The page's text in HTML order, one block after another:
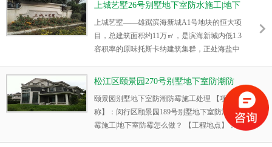
上城艺墅26号别墅地下室防水施工|地下
室防潮怎么做？
上城艺墅——雄踞滨海新城A1号地块的恒大项
目，总建筑面积约11万㎡，是滨海新城内低1.3
容积率的原味托斯卡纳建筑集群，正处海盐中
室防水施工，因为涉及到了防潮防霉的两个方
松江区颐景园270号别墅地下室防潮防
霉|地下室防霉怎么做？
颐景园别墅地下室防潮防霉施工处理 【项目名
称】：闵行区颐景园189号别墅地下室防潮防
霉施工|地下室防霉怎么做？ 【工程地点】：